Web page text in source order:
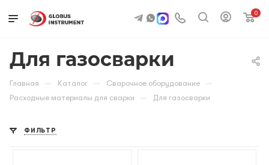
0
Для газосварки
Главная — Каталог — Сварочное оборудование —
Расходные материалы для сварки — Для газосварки
ФИЛЬТР